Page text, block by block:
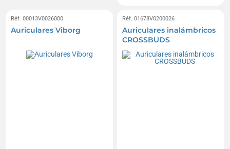
Réf. 00013V0026000
Auriculares Viborg
Réf. 01678V0200026
Auriculares inalámbricos
CROSSBUDS